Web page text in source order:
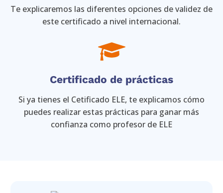
Te explicaremos las diferentes opciones de validez de
este certificado a nivel internacional.
Certificado de prácticas
Si ya tienes el Cetificado ELE, te explicamos cómo
puedes realizar estas prácticas para ganar más
confianza como profesor de ELE